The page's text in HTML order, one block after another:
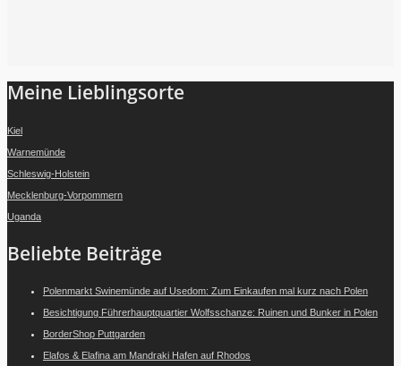
Meine Lieblingsorte
Kiel
Warnemünde
Schleswig-Holstein
Mecklenburg-Vorpommern
Uganda
Beliebte Beiträge
Polenmarkt Swinemünde auf Usedom: Zum Einkaufen mal kurz nach Polen
Besichtigung Führerhauptquartier Wolfsschanze: Ruinen und Bunker in Polen
BorderShop Puttgarden
Elafos & Elafina am Mandraki Hafen auf Rhodos